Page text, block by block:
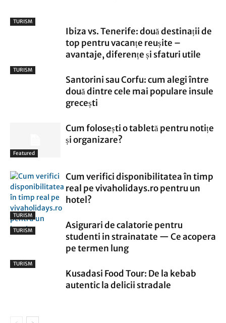
TURISM
Ibiza vs. Tenerife: două destinații de
top pentru vacanțe reușite –
avantaje, diferențe și sfaturi utile
TURISM
Santorini sau Corfu: cum alegi între
două dintre cele mai populare insule
grecești
Featured
Cum folosești o tabletă pentru notițe
și organizare?
TURISM
Cum verifici disponibilitatea în timp
real pe vivaholidays.ro pentru un
hotel?
TURISM
Asigurari de calatorie pentru
studenti in strainatate — Ce acopera
pe termen lung
TURISM
Kusadasi Food Tour: De la kebab
autentic la delicii stradale